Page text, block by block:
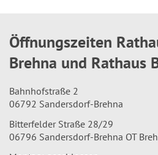
Öffnungszeiten
Brehna und Rathaus
Bahnhofstraße 2
06792 Sandersdorf-Brehna
Bitterfelder Straße 28/29
06796 Sandersdorf-Brehna OT